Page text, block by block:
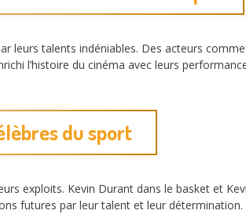
leurs talents indéniables. Des acteurs
l’histoire du cinéma avec leurs
du sport
exploits. Kevin Durant dans le basket et
futures par leur talent et leur détermination.